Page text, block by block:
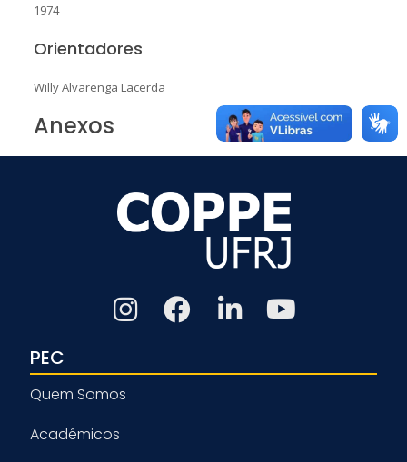
1974
Orientadores
Willy Alvarenga Lacerda
Anexos
PEC
Quem Somos
Acadêmicos